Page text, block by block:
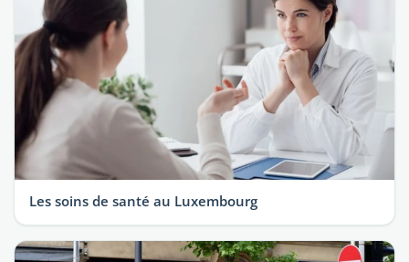
Les soins de santé au Luxembourg